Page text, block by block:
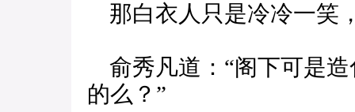
那白衣人只是冷冷一笑
俞秀凡道：“阁下可是
的么？”